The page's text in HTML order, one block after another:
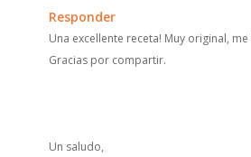
Responder
Una excellente receta! Muy original,
Gracias por compartir.
Un saludo,